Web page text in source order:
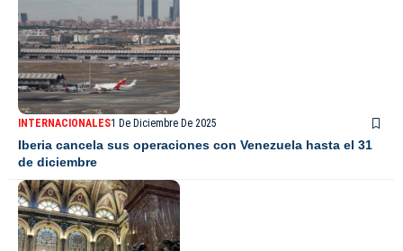
INTERNACIONALES1 De Diciembre De 2025
Iberia cancela sus operaciones con Venezuela hasta el 31
de diciembre